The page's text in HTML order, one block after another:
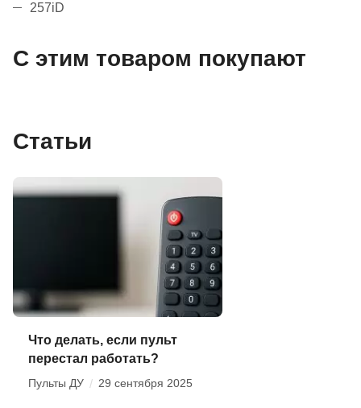
257iD
С этим товаром покупают
Статьи
Что делать, если пульт
перестал работать?
Пульты ДУ / 29 сентября 2025